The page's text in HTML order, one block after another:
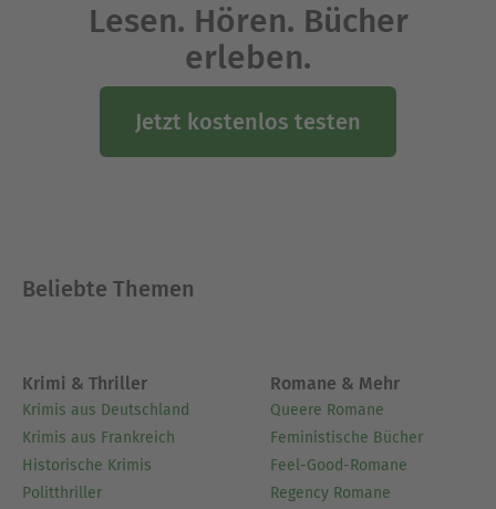
Lesen. Hören. Bücher
erleben.
Jetzt kostenlos testen
Beliebte Themen
Krimi & Thriller
Krimis aus Deutschland
Krimis aus Frankreich
Historische Krimis
Politthriller
Romane & Mehr
Queere Romane
Feministische Bücher
Feel-Good-Romane
Regency Romane